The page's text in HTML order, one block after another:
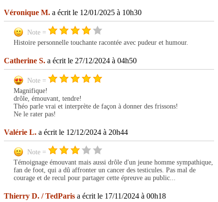
Véronique M. a écrit le 12/01/2025 à 10h30
Note =
Histoire personnelle touchante racontée avec pudeur et humour.
Catherine S. a écrit le 27/12/2024 à 04h50
Note =
Magnifique!
drôle, émouvant, tendre!
Théo parle vrai et interprète de façon à donner des frissons!
Ne le rater pas!
Valérie L. a écrit le 12/12/2024 à 20h44
Note =
Témoignage émouvant mais aussi drôle d'un jeune homme sympathique,
fan de foot, qui a dû affronter un cancer des testicules. Pas mal de
courage et de recul pour partager cette épreuve au public...
Thierry D. / TedParis a écrit le 17/11/2024 à 00h18